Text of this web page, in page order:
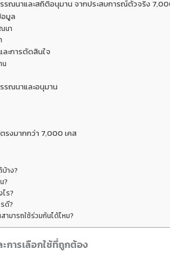
รณนาและสถิติอนุมาน จากประสบการณ์ตัวจริง
มูล
นา
ะการตัดสินใจ
น
รณนาและอนุมาน
งมากกว่า 7,000 เคส
าง?
?
ร?
ดี?
มารถใช้ร่วมกันได้ไหม?
ารเลือกใช้ที่ถูกต้อง